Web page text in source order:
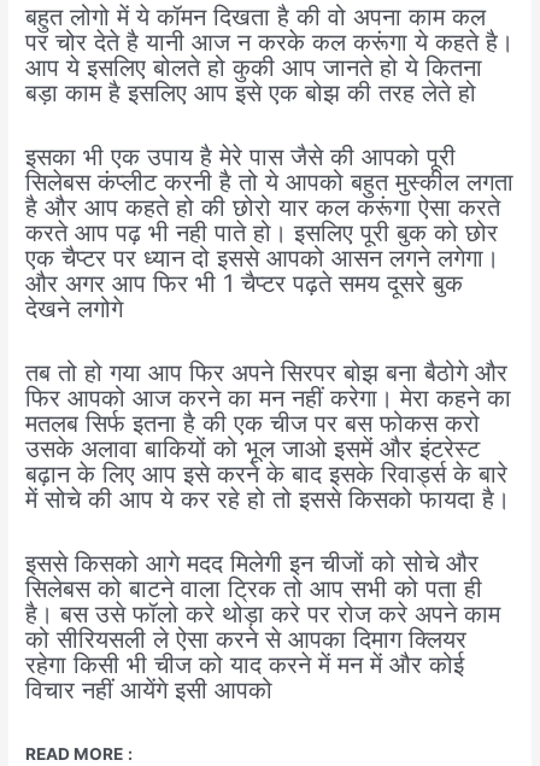
बहुत लोगो में ये कॉमन दिखता है की वो अपना काम कल
पर चोर देते है यानी आज न करके कल करूंगा ये कहते है।
आप ये इसलिए बोलते हो कुकी आप जानते हो ये कितना
बड़ा काम है इसलिए आप इसे एक बोझ की तरह लेते हो
इसका भी एक उपाय है मेरे पास जैसे की आपको पूरी
सिलेबस कंप्लीट करनी है तो ये आपको बहुत मुस्कील लगता
है और आप कहते हो की छोरो यार कल करूंगा ऐसा करते
करते आप पढ़ भी नही पाते हो। इसलिए पूरी बुक को छोर
एक चैप्टर पर ध्यान दो इससे आपको आसन लगने लगेगा।
और अगर आप फिर भी 1 चैप्टर पढ़ते समय दूसरे बुक
देखने लगोगे
तब तो हो गया आप फिर अपने सिरपर बोझ बना बैठोगे और
फिर आपको आज करने का मन नहीं करेगा। मेरा कहने का
मतलब सिर्फ इतना है की एक चीज पर बस फोकस करो
उसके अलावा बाकियों को भूल जाओ इसमें और इंटरेस्ट
बढ़ान के लिए आप इसे करने के बाद इसके रिवार्ड्स के बारे
में सोचे की आप ये कर रहे हो तो इससे किसको फायदा है।
इससे किसको आगे मदद मिलेगी इन चीजों को सोचे और
सिलेबस को बाटने वाला ट्रिक तो आप सभी को पता ही
है। बस उसे फॉलो करे थोड़ा करे पर रोज करे अपने काम
को सीरियसली ले ऐसा करने से आपका दिमाग क्लियर
रहेगा किसी भी चीज को याद करने में मन में और कोई
विचार नहीं आयेंगे इसी आपको
READ MORE :